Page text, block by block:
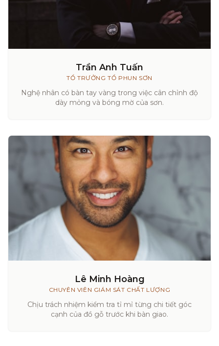
Trần Anh Tuấn
TỔ TRƯỞNG TỔ PHUN SƠN
Nghệ nhân có bàn tay vàng trong việc cân chỉnh độ
dày mỏng và bóng mờ của sơn.
Lê Minh Hoàng
CHUYÊN VIÊN GIÁM SÁT CHẤT LƯỢNG
Chịu trách nhiệm kiểm tra tỉ mỉ từng chi tiết góc
cạnh của đồ gỗ trước khi bàn giao.